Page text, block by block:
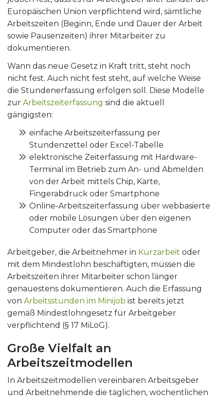
Europäischen Union verpflichtend wird, sämtliche
Arbeitszeiten (Beginn, Ende und Dauer der Arbeit
sowie Pausenzeiten) ihrer Mitarbeiter zu
dokumentieren.
Wann das neue Gesetz in Kraft tritt, steht noch
nicht fest. Auch nicht fest steht, auf welche Weise
die Stundenerfassung erfolgen soll. Diese Modelle
zur Arbeitszeiterfassung sind die aktuell
gängigsten:
einfache Arbeitszeiterfassung per
Stundenzettel oder Excel-Tabelle
elektronische Zeiterfassung mit Hardware-
Terminal im Betrieb zum An- und Abmelden
von der Arbeit mittels Chip, Karte,
Fingerabdruck oder Smartphone
Online-Arbeitszeiterfassung über webbasierte
oder mobile Lösungen über den eigenen
Computer oder das Smartphone
Arbeitgeber, die Arbeitnehmer in Kurzarbeit oder
mit dem Mindestlohn beschäftigten, müssen die
Arbeitszeiten ihrer Mitarbeiter schon länger
genauestens dokumentieren. Auch die Erfassung
von Arbeitsstunden im Minijob ist bereits jetzt
gemäß Mindestlohngesetz für Arbeitgeber
verpflichtend (§ 17 MiLoG).
Große Vielfalt an
Arbeitszeitmodellen
In Arbeitszeitmodellen vereinbaren Arbeitsgeber
und Arbeitnehmende die täglichen, wöchentlichen